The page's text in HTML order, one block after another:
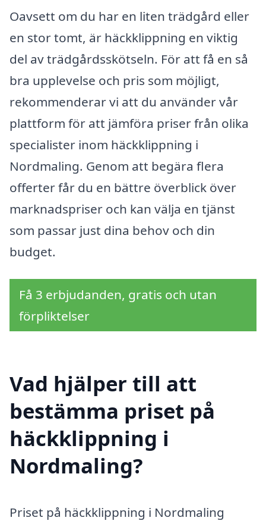
Oavsett om du har en liten trädgård eller
en stor tomt, är häckklippning en viktig
del av trädgårdsskötseln. För att få en så
bra upplevelse och pris som möjligt,
rekommenderar vi att du använder vår
plattform för att jämföra priser från olika
specialister inom häckklippning i
Nordmaling. Genom att begära flera
offerter får du en bättre överblick över
marknadspriser och kan välja en tjänst
som passar just dina behov och din
budget.
Få 3 erbjudanden, gratis och utan
förpliktelser
Vad hjälper till att
bestämma priset på
häckklippning i
Nordmaling?
Priset på häckklippning i Nordmaling